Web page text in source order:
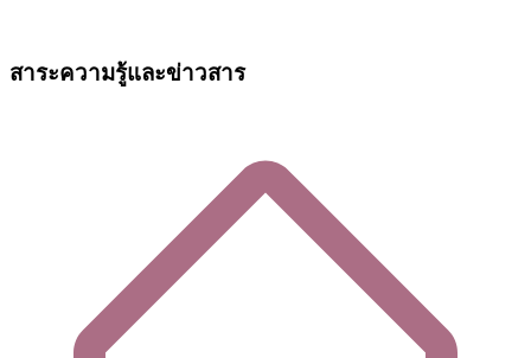
สาระความรู้และข่าวสาร